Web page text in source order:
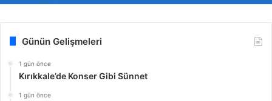
Günün Gelişmeleri
1 gün önce
Kırıkkale’de Konser Gibi Sünnet
1 gün önce